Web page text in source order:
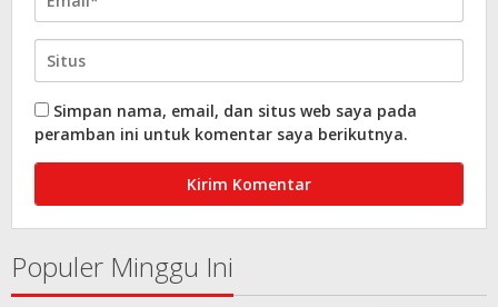
Simpan nama, email, dan situs web saya pada
peramban ini untuk komentar saya berikutnya.
Populer Minggu Ini